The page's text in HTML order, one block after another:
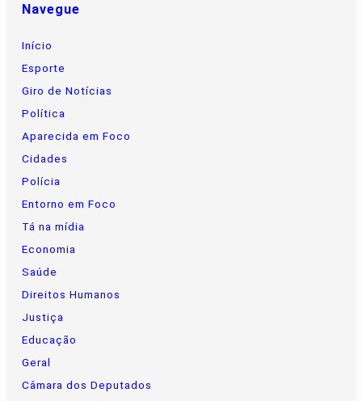
Navegue
Início
Esporte
Giro de Notícias
Política
Aparecida em Foco
Cidades
Polícia
Entorno em Foco
Tá na mídia
Economia
Saúde
Direitos Humanos
Justiça
Educação
Geral
Câmara dos Deputados